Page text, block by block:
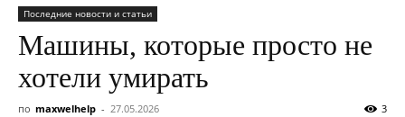
Последние новости и статьи
Машины, которые просто не
хотели умирать
по maxwelhelp - 27.05.2026 3